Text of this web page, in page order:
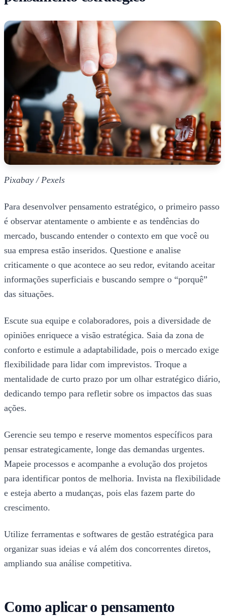
Pixabay / Pexels
Para desenvolver pensamento estratégico, o primeiro passo
é observar atentamente o ambiente e as tendências do
mercado, buscando entender o contexto em que você ou
sua empresa estão inseridos. Questione e analise
criticamente o que acontece ao seu redor, evitando aceitar
informações superficiais e buscando sempre o “porquê”
das situações.
Escute sua equipe e colaboradores, pois a diversidade de
opiniões enriquece a visão estratégica. Saia da zona de
conforto e estimule a adaptabilidade, pois o mercado exige
flexibilidade para lidar com imprevistos. Troque a
mentalidade de curto prazo por um olhar estratégico diário,
dedicando tempo para refletir sobre os impactos das suas
ações.
Gerencie seu tempo e reserve momentos específicos para
pensar estrategicamente, longe das demandas urgentes.
Mapeie processos e acompanhe a evolução dos projetos
para identificar pontos de melhoria. Invista na flexibilidade
e esteja aberto a mudanças, pois elas fazem parte do
crescimento.
Utilize ferramentas e softwares de gestão estratégica para
organizar suas ideias e vá além dos concorrentes diretos,
ampliando sua análise competitiva.
Como aplicar o pensamento